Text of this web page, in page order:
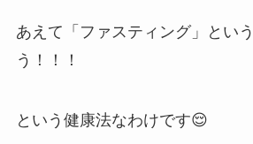
あえて「ファスティング」とい
う！！！
という健康法なわけです😌